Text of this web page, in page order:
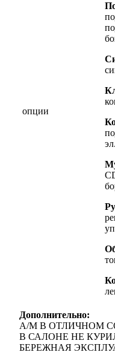
опции
Дополнительно:
А/М В ОТЛИЧНОМ
В САЛОНЕ НЕ
БЕРЕЖНАЯ